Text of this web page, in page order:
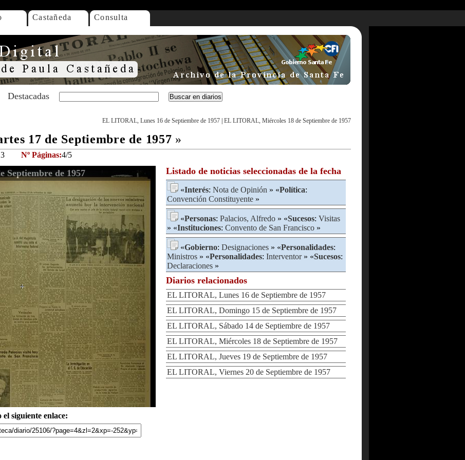
Castañeda Consulta
Destacadas
EL LITORAL, Lunes 16 de Septiembre de 1957 EL LITORAL, Miércoles 18 de Septiembre de 1957
17 de Septiembre de 1957 »
Nº Páginas:4/5
de 1957
siguiente enlace:
Listado de noticias seleccionadas de la fecha
«Interés: Nota de Opinión » «Política:
Convención Constituyente »
«Personas: Palacios, Alfredo » «Sucesos: Visitas
» «Instituciones: Convento de San Francisco »
«Gobierno: Designaciones » «Personalidades:
Ministros » «Personalidades: Interventor» «Sucesos:
Declaraciones »
Diarios relacionados
EL LITORAL, Lunes 16 de Septiembre de 1957
EL LITORAL, Domingo 15 de Septiembre de 1957
EL LITORAL, Sábado 14 de Septiembre de 1957
EL LITORAL, Miércoles 18 de Septiembre de 1957
EL LITORAL, Jueves 19 de Septiembre de 1957
EL LITORAL, Viernes 20 de Septiembre de 1957